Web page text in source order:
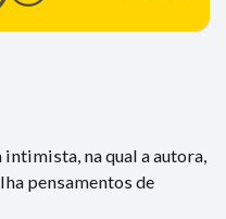
na qual a autora,
pensamentos de